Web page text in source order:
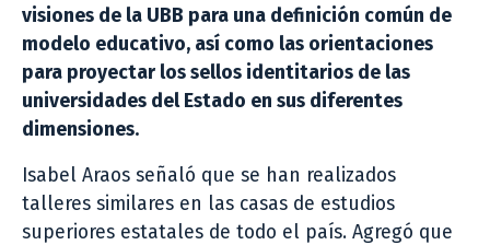
visiones de la UBB para una definición común de
modelo educativo, así como las orientaciones
para proyectar los sellos identitarios de las
universidades del Estado en sus diferentes
dimensiones.
Isabel Araos señaló que se han realizados
talleres similares en las casas de estudios
superiores estatales de todo el país. Agregó que